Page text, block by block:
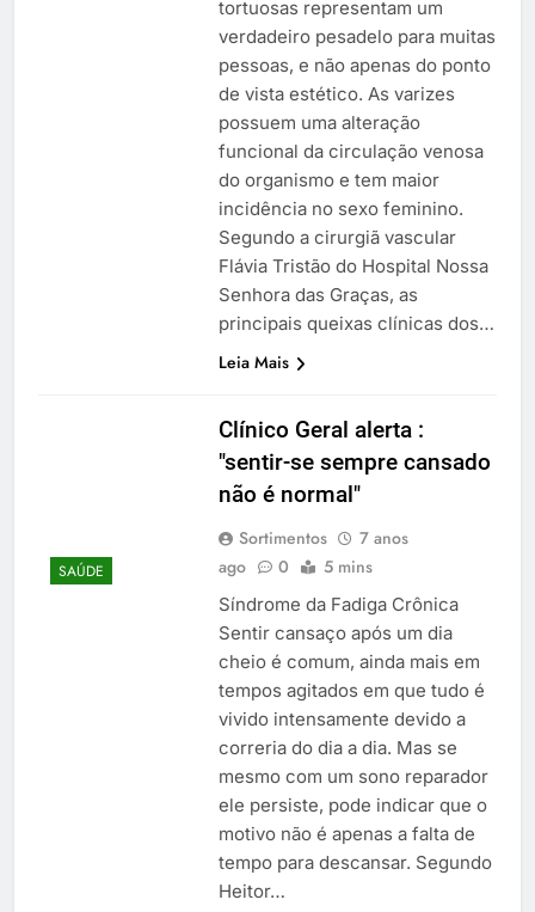
tortuosas representam um
verdadeiro pesadelo para muitas
pessoas, e não apenas do ponto
de vista estético. As varizes
possuem uma alteração
funcional da circulação venosa
do organismo e tem maior
incidência no sexo feminino.
Segundo a cirurgiã vascular
Flávia Tristão do Hospital Nossa
Senhora das Graças, as
principais queixas clínicas dos…
Leia Mais
SAÚDE
Clínico Geral alerta :
"sentir-se sempre cansado
não é normal"
Sortimentos
7 anos
ago
0 5 mins
Síndrome da Fadiga Crônica
Sentir cansaço após um dia
cheio é comum, ainda mais em
tempos agitados em que tudo é
vivido intensamente devido a
correria do dia a dia. Mas se
mesmo com um sono reparador
ele persiste, pode indicar que o
motivo não é apenas a falta de
tempo para descansar. Segundo
Heitor…